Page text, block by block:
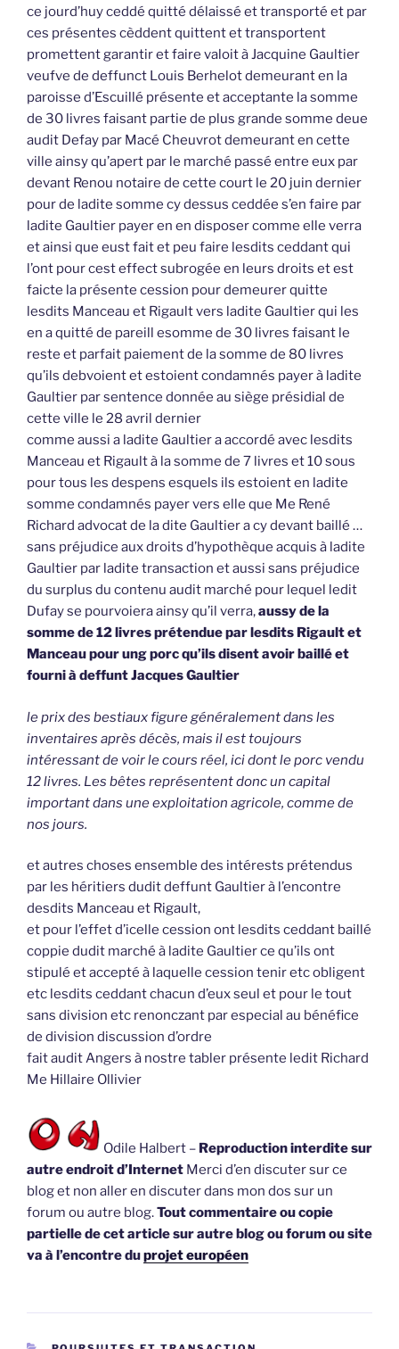
ce jourd’huy ceddé quitté délaissé et transporté et par
ces présentes cèddent quittent et transportent
promettent garantir et faire valoit à Jacquine Gaultier
veufve de deffunct Louis Berhelot demeurant en la
paroisse d’Escuillé présente et acceptante la somme
de 30 livres faisant partie de plus grande somme deue
audit Defay par Macé Cheuvrot demeurant en cette
ville ainsy qu’apert par le marché passé entre eux par
devant Renou notaire de cette court le 20 juin dernier
pour de ladite somme cy dessus ceddée s’en faire par
ladite Gaultier payer en en disposer comme elle verra
et ainsi que eust fait et peu faire lesdits ceddant qui
l’ont pour cest effect subrogée en leurs droits et est
faicte la présente cession pour demeurer quitte
lesdits Manceau et Rigault vers ladite Gaultier qui les
en a quitté de pareill esomme de 30 livres faisant le
reste et parfait paiement de la somme de 80 livres
qu’ils debvoient et estoient condamnés payer à ladite
Gaultier par sentence donnée au siège présidial de
cette ville le 28 avril dernier
comme aussi a ladite Gaultier a accordé avec lesdits
Manceau et Rigault à la somme de 7 livres et 10 sous
pour tous les despens esquels ils estoient en ladite
somme condamnés payer vers elle que Me René
Richard advocat de la dite Gaultier a cy devant baillé …
sans préjudice aux droits d’hypothèque acquis à ladite
Gaultier par ladite transaction et aussi sans préjudice
du surplus du contenu audit marché pour lequel ledit
Dufay se pourvoiera ainsy qu’il verra,aussy de la
somme de 12 livres prétendue par lesdits Rigault et
Manceau pour ung porc qu’ils disent avoir baillé et
fourni à deffunt Jacques Gaultier
le prix des bestiaux figure généralement dans les
inventaires après décès, mais il est toujours
intéressant de voir le cours réel, ici dont le porc vendu
12 livres. Les bêtes représentent donc un capital
important dans une exploitation agricole, comme de
nos jours.
et autres choses ensemble des intérests prétendus
par les héritiers dudit deffunt Gaultier à l’encontre
desdits Manceau et Rigault,
et pour l’effet d’icelle cession ont lesdits ceddant baillé
coppie dudit marché à ladite Gaultier ce qu’ils ont
stipulé et accepté à laquelle cession tenir etc obligent
etc lesdits ceddant chacun d’eux seul et pour le tout
sans division etc renonczant par especial au bénéfice
de division discussion d’ordre
fait audit Angers à nostre tabler présente ledit Richard
Me Hillaire Ollivier
Odile Halbert – Reproduction interdite sur
autre endroit d’Internet Merci d’en discuter sur ce
blog et non aller en discuter dans mon dos sur un
forum ou autre blog.Tout commentaire ou copie
partielle de cet article sur autre blog ou forum ou site
va à l’encontre duprojet européen